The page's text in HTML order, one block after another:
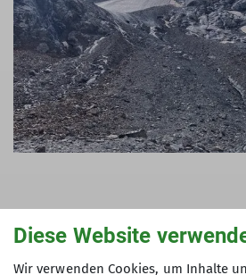
Der Sexegertenferner ist der
Rekordhalter: Minus 227,5
Diese Website
Wir verwenden Cookies, um Inhalte